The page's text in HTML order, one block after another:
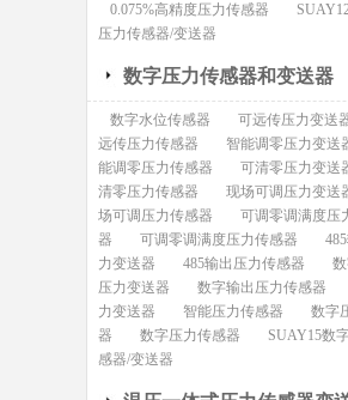
0.075%高精度压力传感器
压力传感器/变送器
数字压力传感器和变送器
数字水位传感器 可远传压力变送
远传压力传感器
智能调零压力变送
能调零压力传感器
可清零压力变送
清零压力传感器
现场可调压力变送
场可调压力传感器
可调零调满度压
器
可调零调满度压力传感器
力变送器
485输出压力传感器
压力变送器
数字输出压力传感器
力变送器
智能压力传感器
数字
器
数字压力传感器
SUAY15数
感器/变送器